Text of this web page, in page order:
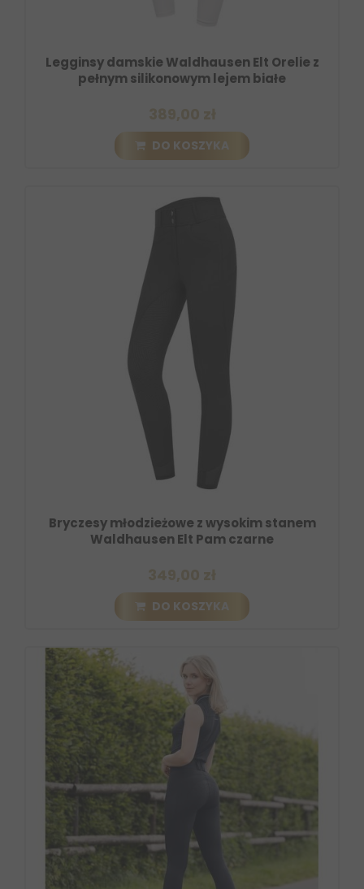
Legginsy damskie Waldhausen Elt Orelie z
pełnym silikonowym lejem białe
DO KOSZYKA
Bryczesy młodzieżowe z wysokim stanem
Waldhausen Elt Pam czarne
DO KOSZYKA